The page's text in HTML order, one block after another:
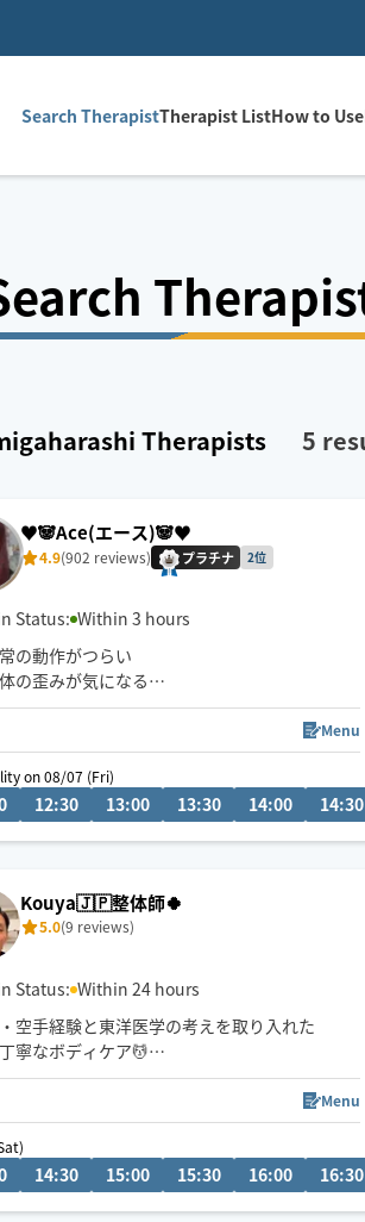
Search TherapistTherapist ListHow to Use
Therapists 5
♥️🐼Ace(エース)🐼♥️
4.9(902 reviews) プラチナ 2位
Status: Within 3 hours
の動作がつらい
の歪みが気になる
や仕事のパフォーマンスを良くしたい
なお悩みにも真摯に向き合い身体の痛みや不
客様の気になる所をその場しのぎではなく"根
対応させて頂きます
腫み
え性
の身体に合った施術でメニューをご提案させ
ます👏
お子さまやペットが居るお宅も歓迎です🐶😺
Menu
on 08/07 (Fri)
12:30 13:00 13:30 14:00 14:30
Kouya🇯🇵整体師🍀
5.0(9 reviews)
Status: Within 24 hours
空手経験と東洋医学の考えを取り入れた
寧なボディケア💆
の重だるさや全身疲労には
めです😊
Menu
14:30 15:00 15:30 16:00 16:30